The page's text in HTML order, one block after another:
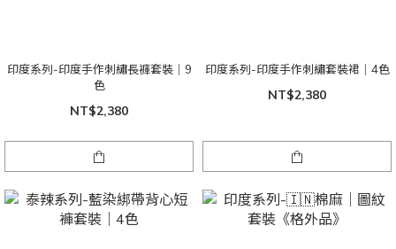
印度系列-印度手作刺繡長褲套裝｜9
色
NT$2,380
印度系列-印度手作刺繡套裝裙｜4色
NT$2,380